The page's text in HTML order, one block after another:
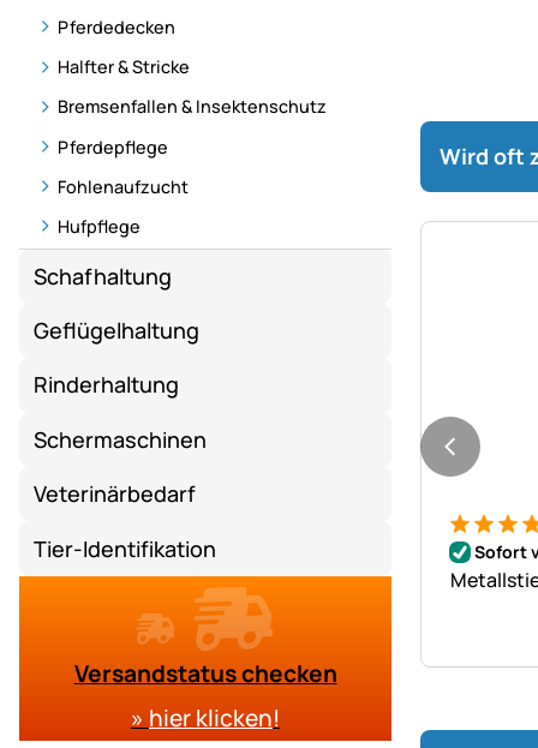
Pferdedecken
Halfter & Stricke
Bremsenfallen & Insektenschutz
Pferdepflege
Fohlenaufzucht
Hufpflege
Schafhaltung
Geflügelhaltung
Rinderhaltung
Schermaschinen
Veterinärbedarf
Tier-Identifikation
Versandstatus checken
» hier klicken!
Wird oft
2
Sofort